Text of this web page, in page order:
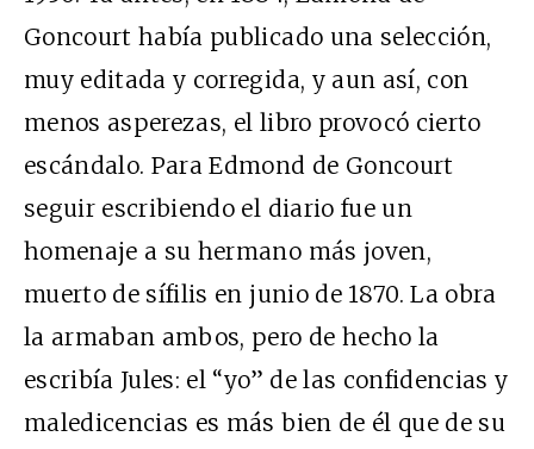
Goncourt había publicado una selección,
muy editada y corregida, y aun así, con
menos asperezas, el libro provocó cierto
escándalo. Para Edmond de Goncourt
seguir escribiendo el diario fue un
homenaje a su hermano más joven,
muerto de sífilis en junio de 1870. La obra
la armaban ambos, pero de hecho la
escribía Jules: el “yo” de las confidencias y
maledicencias es más bien de él que de su